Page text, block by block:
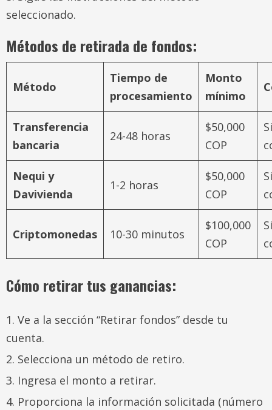
seleccionado.
Métodos de retirada de fondos:
Método
Tiempo de
procesamiento
Monto
mínimo
Transferencia
bancaria
24-48 horas
$50,000
COP
Nequi y
Davivienda
1-2 horas
$50,000
COP
Criptomonedas 10-30 minutos
$100,000
COP
Cómo retirar tus ganancias:
Ve a la sección “Retirar fondos” desde tu
cuenta.
Selecciona un método de retiro.
Ingresa el monto a retirar.
Proporciona la información solicitada (número